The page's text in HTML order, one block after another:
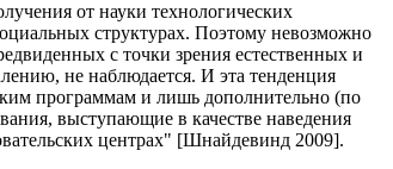
от науки технологических
структурах. Поэтому невозможно
с точки зрения естественных и
не наблюдается. И эта тенденция
программам и лишь дополнительно (по
выступающие в качестве наведения
центрах" [Шнайдевинд 2009].